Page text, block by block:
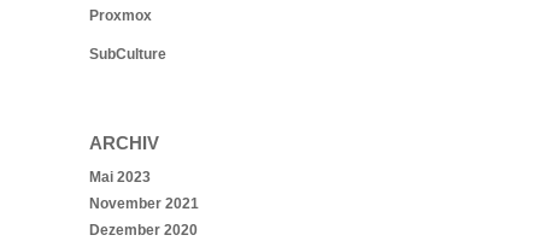
Proxmox
SubCulture
ARCHIV
Mai 2023
November 2021
Dezember 2020